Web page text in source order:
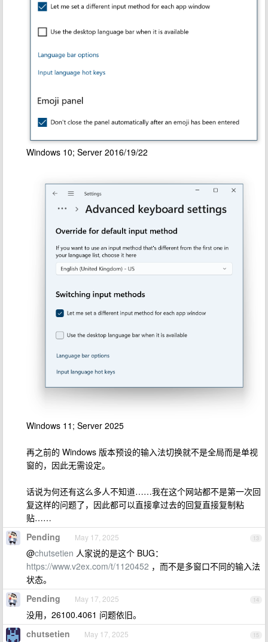
Windows 10; Server 2016/19/22
Windows 11; Server 2025
再之前的 Windows 版本预设的输入法切换就不是全局而是单视
窗的，因此无需设定。
话说为何还有这么多人不知道……我在这个网站都不是第一次回
复这样的问题了，因此都可以直接拿过去的回复直接复制粘
贴……
13
Pending May 17, 2025
@chutsetien 人家说的是这个 BUG：
https://www.v2ex.com/t/1120452 ，而不是多窗口不同的输入法
状态。
14
Pending May 17, 2025
没用，26100.4061 问题依旧。
15
chutsetien May 17, 2025